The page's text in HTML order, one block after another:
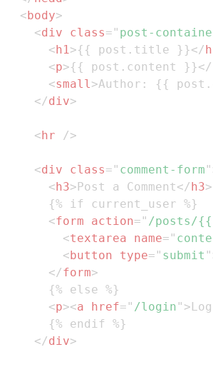
<body>
<div class= " post-
<h1>{{ post.title }}</
<p>{{ post.content }}</
<small>Author: {{
</div>
<hr />
<div class= " comment-form "
<h3>Post a Comment</h3>
<form action= " /posts/{{
<textarea name= "
<button type= " submit "
</form>
<p><a href= " /login " >
</div>